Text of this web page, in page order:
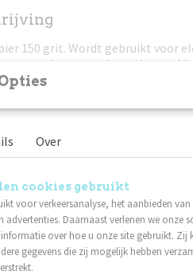
150 grit. Wordt gebruikt voor
maar ook om nagels en tips snel
rechte "vrije rand".
Over
cookies gebruikt
voor verkeersanalyse, het aanbieden
advertenties. Daarnaast verlenen we onze
over hoe u onze site gebruikt. Zij
gegevens die zij mogelijk hebben